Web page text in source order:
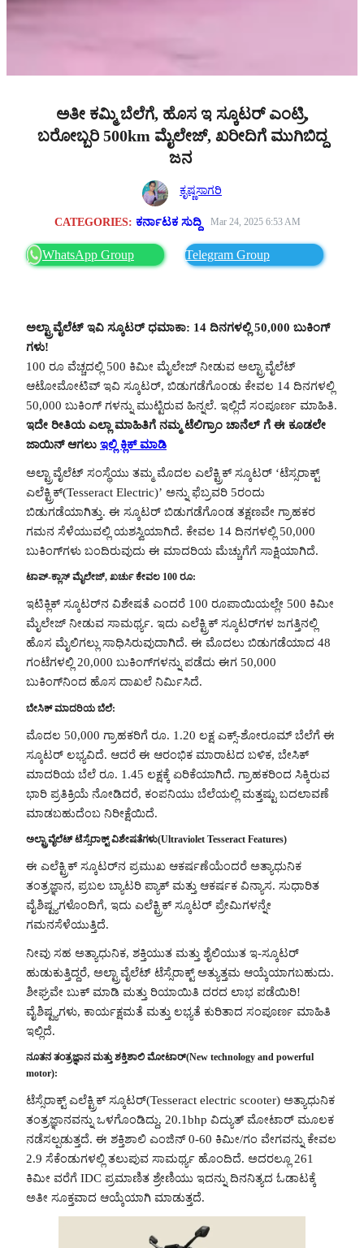
ಅತೀ ಕಮ್ಮಿ ಬೆಲೆಗೆ, ಹೊಸ ಇ ಸ್ಕೂಟರ್ ಎಂಟ್ರಿ,
ಬರೋಬ್ಬರಿ 500km ಮೈಲೇಜ್, ಖರೀದಿಗೆ ಮುಗಿಬಿದ್ದ
ಜನ
ಕೃಷ್ಣಸಾಗರಿ
CATEGORIES:ಕರ್ನಾಟಕ ಸುದ್ದಿ Mar 24, 2025 6:53 AM
WhatsApp Group Telegram Group
ಅಲ್ಟ್ರಾವೈಲೆಟ್ ಇವಿ ಸ್ಕೂಟರ್ ಧಮಾಕಾ: 14 ದಿನಗಳಲ್ಲಿ 50,000 ಬುಕಿಂಗ್
ಗಳು!
100 ರೂ ವೆಚ್ಚದಲ್ಲಿ 500 ಕಿಮೀ ಮೈಲೇಜ್ ನೀಡುವ ಅಲ್ಟ್ರಾವೈಲೆಟ್
ಆಟೋಮೋಟಿವ್ ಇವಿ ಸ್ಕೂಟರ್, ಬಿಡುಗಡೆಗೊಂಡು ಕೇವಲ 14 ದಿನಗಳಲ್ಲಿ
50,000 ಬುಕಿಂಗ್ ಗಳನ್ನು ಮುಟ್ಟಿರುವ ಹಿನ್ನಲೆ. ಇಲ್ಲಿದೆ ಸಂಪೂರ್ಣ ಮಾಹಿತಿ.
ಇದೇ ರೀತಿಯ ಎಲ್ಲಾ ಮಾಹಿತಿಗೆ ನಮ್ಮ ಟೆಲಿಗ್ರಾಂ ಚಾನೆಲ್ ಗೆ ಈ ಕೂಡಲೇ
ಜಾಯಿನ್ ಆಗಲು ಇಲ್ಲಿ ಕ್ಲಿಕ್ ಮಾಡಿ
ಅಲ್ಟ್ರಾವೈಲೆಟ್ ಸಂಸ್ಥೆಯು ತಮ್ಮ ಮೊದಲ ಎಲೆಕ್ಟ್ರಿಕ್ ಸ್ಕೂಟರ್ ‘ಟೆಸ್ಸರಾಕ್ಟ್
ಎಲೆಕ್ಟ್ರಿಕ್(Tesseract Electric)’ ಅನ್ನು ಫೆಬ್ರವರಿ 5ರಂದು
ಬಿಡುಗಡೆಯಾಗಿತ್ತು. ಈ ಸ್ಕೂಟರ್‌ ಬಿಡುಗಡೆಗೊಂಡ ತಕ್ಷಣವೇ ಗ್ರಾಹಕರ
ಗಮನ ಸೆಳೆಯುವಲ್ಲಿ ಯಶಸ್ವಿಯಾಗಿದೆ. ಕೇವಲ 14 ದಿನಗಳಲ್ಲಿ 50,000
ಬುಕಿಂಗ್‌ಗಳು ಬಂದಿರುವುದು ಈ ಮಾದರಿಯ ಮೆಚ್ಚುಗೆಗೆ ಸಾಕ್ಷಿಯಾಗಿದೆ.
ಟಾಪ್-ಕ್ಲಾಸ್ ಮೈಲೇಜ್, ಖರ್ಚು ಕೇವಲ 100 ರೂ:
ಇಟಿಕ್ಲಿಕ್ ಸ್ಕೂಟರ್‌ನ ವಿಶೇಷತೆ ಎಂದರೆ 100 ರೂಪಾಯಿಯಲ್ಲೇ 500 ಕಿಮೀ
ಮೈಲೇಜ್ ನೀಡುವ ಸಾಮರ್ಥ್ಯ. ಇದು ಎಲೆಕ್ಟ್ರಿಕ್ ಸ್ಕೂಟರ್‌ಗಳ ಜಗತ್ತಿನಲ್ಲಿ
ಹೊಸ ಮೈಲಿಗಲ್ಲು ಸಾಧಿಸಿರುವುದಾಗಿದೆ. ಈ ಮೊದಲು ಬಿಡುಗಡೆಯಾದ 48
ಗಂಟೆಗಳಲ್ಲಿ 20,000 ಬುಕಿಂಗ್‌ಗಳನ್ನು ಪಡೆದು ಈಗ 50,000
ಬುಕಿಂಗ್‌ನಿಂದ ಹೊಸ ದಾಖಲೆ ನಿರ್ಮಿಸಿದೆ.
ಬೇಸಿಕ್ ಮಾದರಿಯ ಬೆಲೆ:
ಮೊದಲ 50,000 ಗ್ರಾಹಕರಿಗೆ ರೂ. 1.20 ಲಕ್ಷ ಎಕ್ಸ್-ಶೋರೂಮ್ ಬೆಲೆಗೆ ಈ
ಸ್ಕೂಟರ್ ಲಭ್ಯವಿದೆ. ಆದರೆ ಈ ಆರಂಭಿಕ ಮಾರಾಟದ ಬಳಿಕ, ಬೇಸಿಕ್
ಮಾದರಿಯ ಬೆಲೆ ರೂ. 1.45 ಲಕ್ಷಕ್ಕೆ ಏರಿಕೆಯಾಗಿದೆ. ಗ್ರಾಹಕರಿಂದ ಸಿಕ್ಕಿರುವ
ಭಾರಿ ಪ್ರತಿಕ್ರಿಯೆ ನೋಡಿದರೆ, ಕಂಪನಿಯು ಬೆಲೆಯಲ್ಲಿ ಮತ್ತಷ್ಟು ಬದಲಾವಣೆ
ಮಾಡಬಹುದೆಂಬ ನಿರೀಕ್ಷೆಯಿದೆ.
ಅಲ್ಟ್ರಾವೈಲೆಟ್ ಟೆಸ್ಸೆರಾಕ್ಟ್‌ ವಿಶೇಷತೆಗಳು(Ultraviolet Tesseract Features)
ಈ ಎಲೆಕ್ಟ್ರಿಕ್ ಸ್ಕೂಟರ್‌ನ ಪ್ರಮುಖ ಆಕರ್ಷಣೆಯೆಂದರೆ ಅತ್ಯಾಧುನಿಕ
ತಂತ್ರಜ್ಞಾನ, ಪ್ರಬಲ ಬ್ಯಾಟರಿ ಪ್ಯಾಕ್ ಮತ್ತು ಆಕರ್ಷಕ ವಿನ್ಯಾಸ. ಸುಧಾರಿತ
ವೈಶಿಷ್ಟ್ಯಗಳೊಂದಿಗೆ, ಇದು ಎಲೆಕ್ಟ್ರಿಕ್ ಸ್ಕೂಟರ್ ಪ್ರೇಮಿಗಳನ್ನೇ
ಗಮನಸೆಳೆಯುತ್ತಿದೆ.
ನೀವು ಸಹ ಅತ್ಯಾಧುನಿಕ, ಶಕ್ತಿಯುತ ಮತ್ತು ಶೈಲಿಯುತ ಇ-ಸ್ಕೂಟರ್
ಹುಡುಕುತ್ತಿದ್ದರೆ, ಅಲ್ಟ್ರಾವೈಲೆಟ್ ಟೆಸ್ಸೆರಾಕ್ಟ್ ಅತ್ಯುತ್ತಮ ಆಯ್ಕೆಯಾಗಬಹುದು.
ಶೀಘ್ರವೇ ಬುಕ್ ಮಾಡಿ ಮತ್ತು ರಿಯಾಯಿತಿ ದರದ ಲಾಭ ಪಡೆಯಿರಿ!
ವೈಶಿಷ್ಟ್ಯಗಳು, ಕಾರ್ಯಕ್ಷಮತೆ ಮತ್ತು ಲಭ್ಯತೆ ಕುರಿತಾದ ಸಂಪೂರ್ಣ ಮಾಹಿತಿ
ಇಲ್ಲಿದೆ.
ನೂತನ ತಂತ್ರಜ್ಞಾನ ಮತ್ತು ಶಕ್ತಿಶಾಲಿ ಮೋಟಾರ್(New technology and powerful
motor):
ಟೆಸ್ಸೆರಾಕ್ಟ್ ಎಲೆಕ್ಟ್ರಿಕ್ ಸ್ಕೂಟರ್(Tesseract electric scooter) ಅತ್ಯಾಧುನಿಕ
ತಂತ್ರಜ್ಞಾನವನ್ನು ಒಳಗೊಂಡಿದ್ದು, 20.1bhp ವಿದ್ಯುತ್ ಮೋಟಾರ್ ಮೂಲಕ
ನಡೆಸಲ್ಪಡುತ್ತದೆ. ಈ ಶಕ್ತಿಶಾಲಿ ಎಂಜಿನ್ 0-60 ಕಿಮೀ/ಗಂ ವೇಗವನ್ನು ಕೇವಲ
2.9 ಸೆಕೆಂಡುಗಳಲ್ಲಿ ತಲುಪುವ ಸಾಮರ್ಥ್ಯ ಹೊಂದಿದೆ. ಅದರಲ್ಲೂ 261
ಕಿಮೀ ವರೆಗೆ IDC ಪ್ರಮಾಣಿತ ಶ್ರೇಣಿಯು ಇದನ್ನು ದಿನನಿತ್ಯದ ಓಡಾಟಕ್ಕೆ
ಅತೀ ಸೂಕ್ತವಾದ ಆಯ್ಕೆಯಾಗಿ ಮಾಡುತ್ತದೆ.